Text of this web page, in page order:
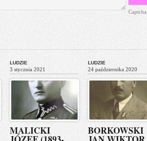
Captcha
LUDZIE
3 stycznia 2021
MALICKI
LUDZIE
24 października 2020
BORKOWSKI